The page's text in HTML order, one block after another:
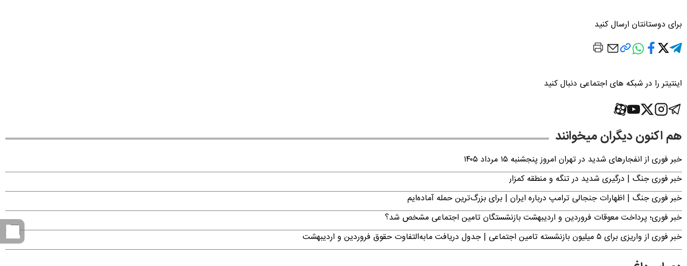
برای دوستانتان ارسال کنید
اینتیتر را در شبکه های اجتماعی دنبال کنید
هم اکنون دیگران میخوانند
خبر فوری از انفجارهای شدید در تهران امروز پنجشنبه ۱۵ مرداد ۱۴۰۵
خبر فوری جنگ | درگیری شدید در تنگه و منطقه کمزار
خبر فوری جنگ | اظهارات جنجالی ترامپ درباره ایران | برای بزرگ‌ترین حمله آماده‌ایم
خبر فوری؛ پرداخت معوقات فروردین و اردیبهشت بازنشستگان تامین اجتماعی مشخص شد؟
خبر فوری از واریزی برای ۵ میلیون‌ بازنشسته تامین اجتماعی | جدول دریافت مابه‌التفاوت حقوق فروردین و اردیبهشت